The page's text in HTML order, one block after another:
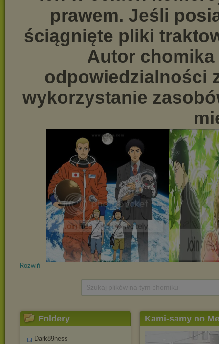
Rozwiń
Foldery
Dark89ness
Kami-samy no